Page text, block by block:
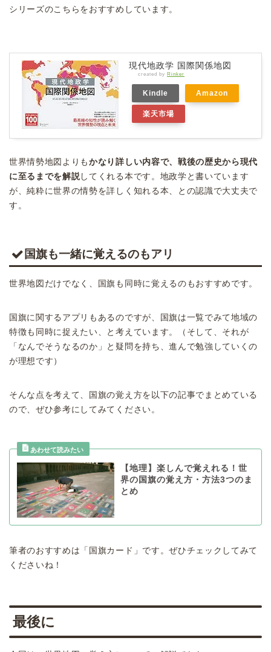
シリーズのこちらをおすすめしています。
現代地政学 国際関係地図
created by Rinker
Kindle Amazon
楽天市場
世界情勢地図よりもかなり詳しい内容で、戦後の歴史から現代
に至るまでを解説してくれる本です。地政学と書いています
が、純粋に世界の情勢を詳しく知れる本、との認識で大丈夫で
す。
国旗も一緒に覚えるのもアリ
世界地図だけでなく、国旗も同時に覚えるのもおすすめです。
国旗に関するアプリもあるのですが、国旗は一覧でみて地域の
特徴も同時に捉えたい、と考えています。（そして、それが
「なんでそうなるのか」と疑問を持ち、進んで勉強していくの
が理想です）
そんな点を考えて、国旗の覚え方を以下の記事でまとめている
ので、ぜひ参考にしてみてください。
【地理】楽しんで覚えれる！世
界の国旗の覚え方・方法3つのま
とめ
筆者のおすすめは「国旗カード」です。ぜひチェックしてみて
くださいね！
最後に